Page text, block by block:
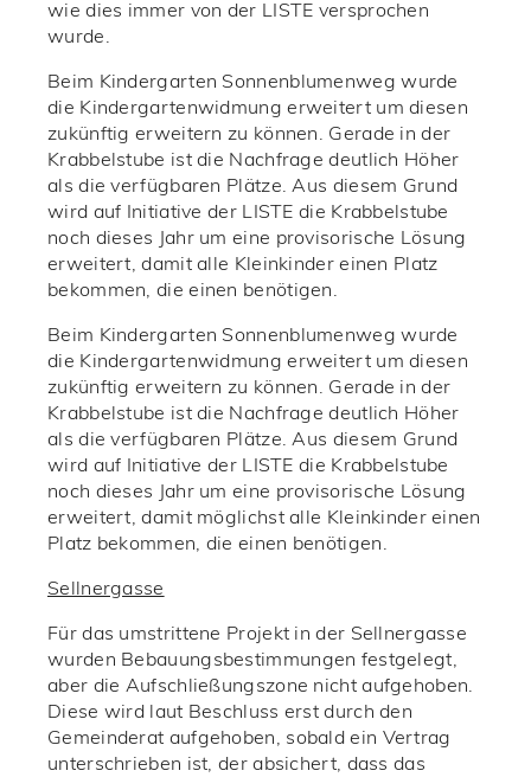
wie dies immer von der LISTE versprochen
wurde.
Beim Kindergarten Sonnenblumenweg wurde
die Kindergartenwidmung erweitert um diesen
zukünftig erweitern zu können. Gerade in der
Krabbelstube ist die Nachfrage deutlich Höher
als die verfügbaren Plätze. Aus diesem Grund
wird auf Initiative der LISTE die Krabbelstube
noch dieses Jahr um eine provisorische Lösung
erweitert, damit alle Kleinkinder einen Platz
bekommen, die einen benötigen.
Beim Kindergarten Sonnenblumenweg wurde
die Kindergartenwidmung erweitert um diesen
zukünftig erweitern zu können. Gerade in der
Krabbelstube ist die Nachfrage deutlich Höher
als die verfügbaren Plätze. Aus diesem Grund
wird auf Initiative der LISTE die Krabbelstube
noch dieses Jahr um eine provisorische Lösung
erweitert, damit möglichst alle Kleinkinder einen
Platz bekommen, die einen benötigen.
Sellnergasse
Für das umstrittene Projekt in der Sellnergasse
wurden Bebauungsbestimmungen festgelegt,
aber die Aufschließungszone nicht aufgehoben.
Diese wird laut Beschluss erst durch den
Gemeinderat aufgehoben, sobald ein Vertrag
unterschrieben ist, der absichert, dass das